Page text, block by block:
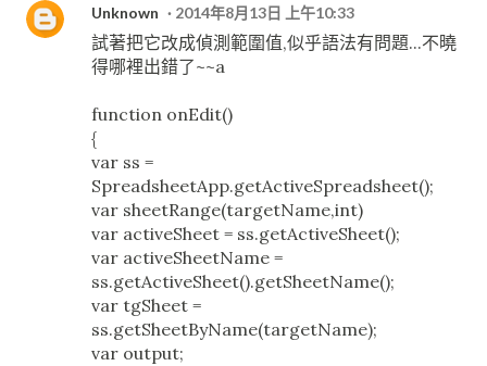
Unknown 2014年8月13日 上午10:33
試著把它改成偵測範圍值,似乎語法有問題...不曉
得哪裡出錯了~~a
function onEdit()
{
var ss =
SpreadsheetApp.getActiveSpreadsheet();
var sheetRange(targetName,int)
var activeSheet = ss.getActiveSheet();
var activeSheetName =
ss.getActiveSheet().getSheetName();
var tgSheet =
ss.getSheetByName(targetName);
var output;